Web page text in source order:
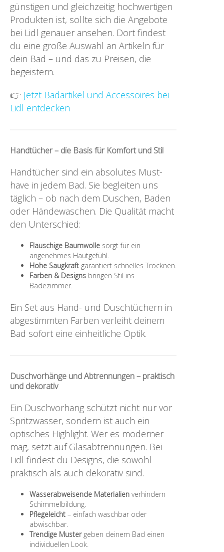
günstigen und gleichzeitig hochwertigen
Produkten ist, sollte sich die Angebote
bei Lidl genauer ansehen. Dort findest
du eine große Auswahl an Artikeln für
dein Bad – und das zu Preisen, die
begeistern.
👉 Jetzt Badartikel und Accessoires bei
Lidl entdecken
Handtücher – die Basis für Komfort und Stil
Handtücher sind ein absolutes Must-
have in jedem Bad. Sie begleiten uns
täglich – ob nach dem Duschen, Baden
oder Händewaschen. Die Qualität macht
den Unterschied:
Flauschige Baumwolle sorgt für ein
angenehmes Hautgefühl.
Hohe Saugkraft garantiert schnelles Trocknen.
Farben & Designs bringen Stil ins
Badezimmer.
Ein Set aus Hand- und Duschtüchern in
abgestimmten Farben verleiht deinem
Bad sofort eine einheitliche Optik.
Duschvorhänge und Abtrennungen – praktisch
und dekorativ
Ein Duschvorhang schützt nicht nur vor
Spritzwasser, sondern ist auch ein
optisches Highlight. Wer es moderner
mag, setzt auf Glasabtrennungen. Bei
Lidl findest du Designs, die sowohl
praktisch als auch dekorativ sind.
Wasserabweisende Materialien verhindern
Schimmelbildung.
Pflegeleicht – einfach waschbar oder
abwischbar.
Trendige Mustergeben deinem Bad einen
individuellen Look.